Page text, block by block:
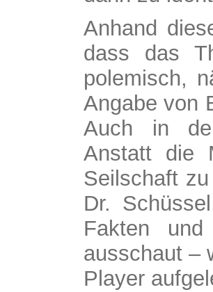
Anhand
dass das
polemisch,
Angabe von
Auch in
Anstatt die
Seilschaft
Dr.
Fakten
ausschaut –
Player